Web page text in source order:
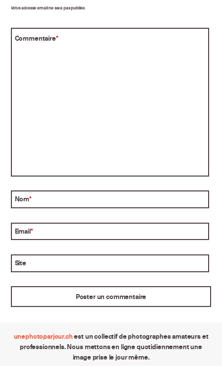
Votre adresse email ne sera pas publiée.
Commentaire*
Nom*
Email*
Site
unephotoparjour.chest un collectif de photographes amateurs et
professionnels. Nous mettons en ligne quotidiennement une
image prise le jour même.